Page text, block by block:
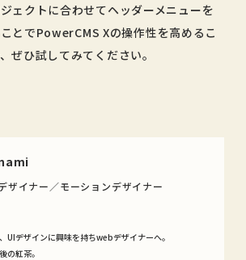
ェクトに合わせてヘッダーメニューを
とでPowerCMS Xの操作性を高めるこ
ぜひ試してみてください。
ザイナー／モーションデザイナー
UIデザインに興味を持ちwebデザイナーへ。
の紅茶。